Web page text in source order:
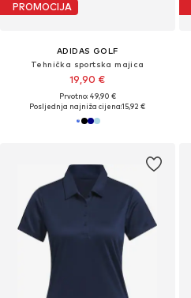
PROMOCIJA
ADIDAS GOLF
Tehnička sportska majica
19,90 €
Prvotno: 49,90 €
Posljednja najniža cijena:15,92 €